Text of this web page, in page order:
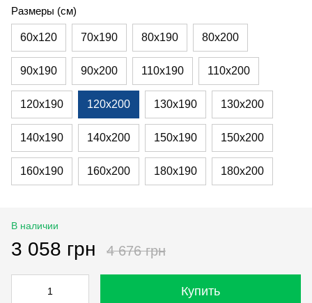
Размеры (см)
60х120 70х190 80х190 80х200
90х190 90х200 110х190 110х200
120х190 120х200 130х190 130х200
140х190 140х200 150х190 150х200
160х190 160х200 180х190 180х200
В наличии
3 058 грн 4 676 грн
Купить